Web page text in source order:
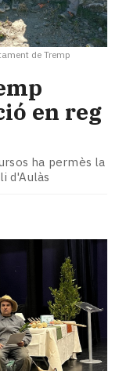
de Tremp
en reg
ha permès la
d'Aulàs